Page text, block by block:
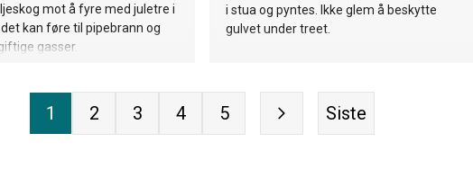
mot å fyre med juletre i
kan føre til pipebrann og
gasser.
i stua og pyntes. Ikke glem å beskytte
gulvet under treet.
1 2 3 4 5 Siste